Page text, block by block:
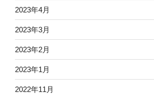
2023年4月
2023年3月
2023年2月
2023年1月
2022年11月